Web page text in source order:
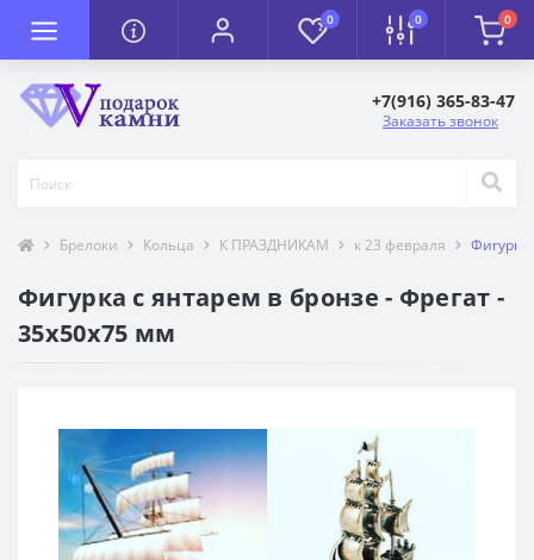
0 0 0
+7(916) 365-83-47
Заказать звонок
Брелоки Кольца К ПРАЗДНИКАМ к 23 февраля Фигурка
Фигурка с янтарем в бронзе - Фрегат -
35х50х75 мм